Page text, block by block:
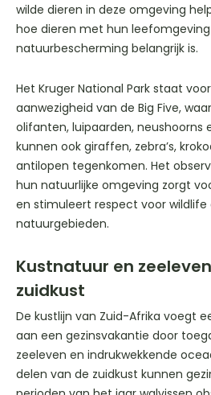
wilde dieren in deze omgeving
hoe dieren met hun
natuurbescherming belangrijk is.
Het Kruger National Park staat
aanwezigheid van de Big Five,
olifanten, luipaarden, neushoorns
kunnen ook giraffen, zebra’s,
antilopen tegenkomen. Het
hun natuurlijke omgeving zorgt
en stimuleert respect voor
natuurgebieden.
Kustnatuur en
zuidkust
De kustlijn van Zuid-Afrika voegt
aan een gezinsvakantie door
zeeleven en indrukwekkende
delen van de zuidkust kunnen